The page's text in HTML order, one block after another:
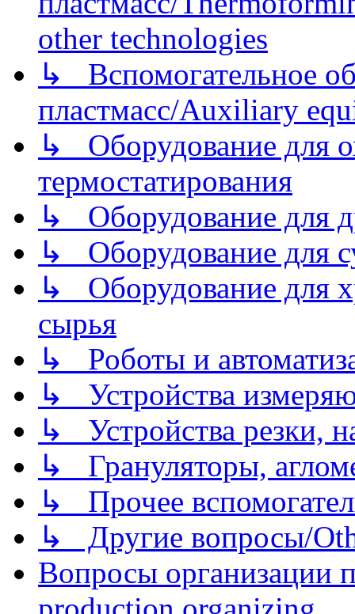
other technologies
↳ Вспомогательное
пластмасс/Auxiliary
↳ Оборудование для
термостатирования
↳ Оборудование для
↳ Оборудование для
↳ Оборудование для
сырья
↳ Роботы и
↳ Устройства
↳ Устройства резки,
↳ Грануляторы,
↳ Прочее
↳ Другие вопросы/
Вопросы организации